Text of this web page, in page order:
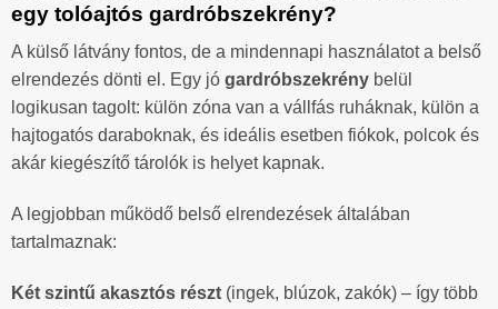
egy tolóajtós gardróbszekrény?
A külső látvány fontos, de a mindennapi használatot a belső
elrendezés dönti el. Egy jó gardróbszekrény belül
logikusan tagolt: külön zóna van a vállfás ruháknak, külön a
hajtogatós daraboknak, és ideális esetben fiókok, polcok és
akár kiegészítő tárolók is helyet kapnak.
A legjobban működő belső elrendezések általában
tartalmaznak:
Két szintű akasztós részt (ingek, blúzok, zakók) – így több